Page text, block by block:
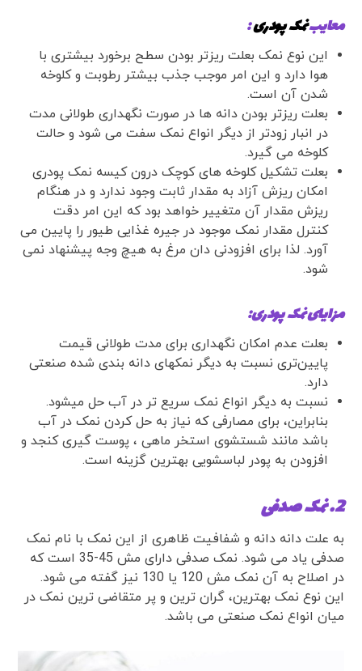
معایبنمک پودری:
این نوع نمک بعلت ریزتر بودن سطح برخورد بیشتری با
هوا دارد و این امر موجب جذب بیشتر رطوبت و کلوخه
شدن آن است.
بعلت ریزتر بودن دانه ها در صورت نگهداری طولانی مدت
در انبار زودتر از دیگر انواع نمک سفت می شود و حالت
کلوخه می گیرد.
بعلت تشکیل کلوخه های کوچک درون کیسه نمک پودری
امکان ریزش آزاد به مقدار ثابت وجود ندارد و در هنگام
ریزش مقدار آن متغییر خواهد بود که این امر دقت
کنترل مقدار نمک موجود در جیره غذایی طیور را پایین می
آورد. لذا برای افزودنی دان مرغ به هیچ وجه پیشنهاد نمی
شود.
مزایای نمک پودری:
بعلت عدم امکان نگهداری برای مدت طولانی قیمت
پایین‌تری نسبت به دیگر نمکهای دانه بندی شده صنعتی
دارد.
نسبت به دیگر انواع نمک سریع تر در آب حل میشود.
بنابراین، برای مصارفی که نیاز به حل کردن نمک در آب
باشد مانند شستشوی استخر ماهی ، پوست گیری کنجد و
افزودن به پودر لباسشویی بهترین گزینه است.
2. نمک صدفی
به علت دانه دانه و شفافیت ظاهری از این نمک با نام نمک
صدفی یاد می شود. نمک صدفی دارای مش 45-35 است که
در اصلاح به آن نمک مش 120 یا 130 نیز گفته می شود.
این نوع نمک بهترین، گران ترین و پر متقاضی ترین نمک در
میان انواع نمک صنعتی می باشد.